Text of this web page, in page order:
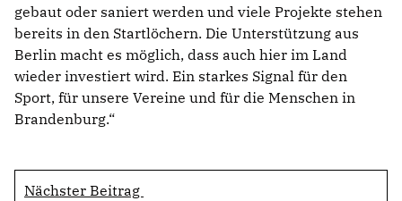
gebaut oder saniert werden und viele Projekte stehen
bereits in den Startlöchern. Die Unterstützung aus
Berlin macht es möglich, dass auch hier im Land
wieder investiert wird. Ein starkes Signal für den
Sport, für unsere Vereine und für die Menschen in
Brandenburg.“
Nächster Beitrag